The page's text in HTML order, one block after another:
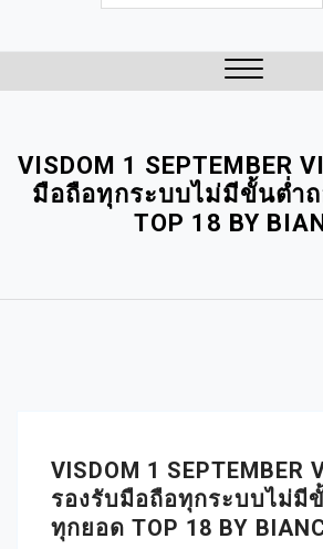
VISDOM 1 SEPTEMBER
มือถือทุกระบบไม่มีขั้นต่ำ
TOP 18 BY
VISDOM 1 SEPTEMBER
รองรับมือถือทุกระบบไม่มี
ทุกยอด TOP 18 BY